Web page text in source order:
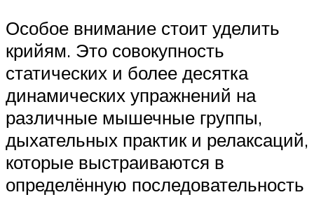
Особое внимание стоит уделить
крийям. Это совокупность
статических и более десятка
динамических упражнений на
различные мышечные группы,
дыхательных практик и релаксаций,
которые выстраиваются в
определённую последовательность